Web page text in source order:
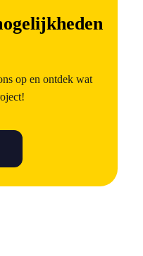
op en ontdek wat